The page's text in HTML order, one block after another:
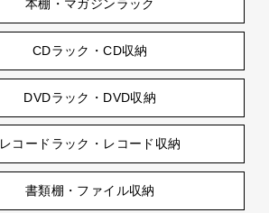
本棚・マガジンラック
CDラック・CD収納
DVDラック・DVD収納
レコードラック・レコード収納
書類棚・ファイル収納